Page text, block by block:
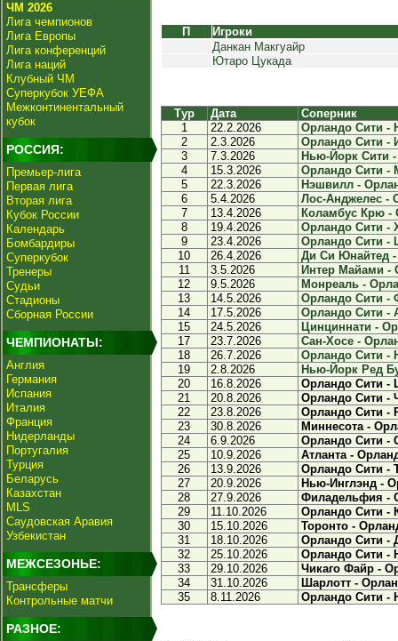
ЧМ 2026
Лига чемпионов
Лига Европы
Лига конференций
Лига наций
Клубный ЧМ
Суперкубок УЕФА
Межконтинентальный
кубок
РОССИЯ:
Премьер-лига
Первая лига
Вторая лига
Кубок России
Календарь
Бомбардиры
Суперкубок
Тренеры
Судьи
Стадионы
Сборная России
ЧЕМПИОНАТЫ:
Англия
Германия
Испания
Италия
Франция
Нидерланды
Португалия
Турция
Беларусь
Казахстан
MLS
Саудовская Аравия
Узбекистан
МЕЖСЕЗОНЬЕ:
Трансферы
Контрольные матчи
РАЗНОЕ:
П
Игроки
Данкан Макгуайр
Ютаро Цукада
Тур Дата
Соперник
1
22.2.2026
Орландо Сити -
2
2.3.2026
Орландо Сити -
3
7.3.2026
Нью-Йорк Сити
4
15.3.2026
Орландо Сити -
5
22.3.2026
Нэшвилл -
6
5.4.2026
Лос-Анджелес -
7
13.4.2026
Коламбус Крю -
8
19.4.2026
Орландо Сити -
9
23.4.2026
Орландо Сити -
10
26.4.2026
Ди Си Юнайтед
11
3.5.2026
Интер Майами -
12
9.5.2026
Монреаль -
13
14.5.2026
Орландо Сити -
14
17.5.2026
Орландо Сити -
15
24.5.2026
Цинциннати -
17
23.7.2026
Сан-Хосе -
18
26.7.2026
Орландо Сити -
19
2.8.2026
Нью-Йорк Ред
20
16.8.2026
Орландо Сити -
21
20.8.2026
Орландо Сити -
22
23.8.2026
Орландо Сити -
23
30.8.2026
Миннесота -
24
6.9.2026
Орландо Сити -
25
10.9.2026
Атланта -
26
13.9.2026
Орландо Сити -
27
20.9.2026
Нью-Инглэнд -
28
27.9.2026
Филадельфия -
29
11.10.2026
Орландо Сити -
30
15.10.2026
Торонто -
31
18.10.2026
Орландо Сити -
32
25.10.2026
Орландо Сити -
33
29.10.2026
Чикаго Файр -
34
31.10.2026
Шарлотт -
35
8.11.2026 Орландо Сити -